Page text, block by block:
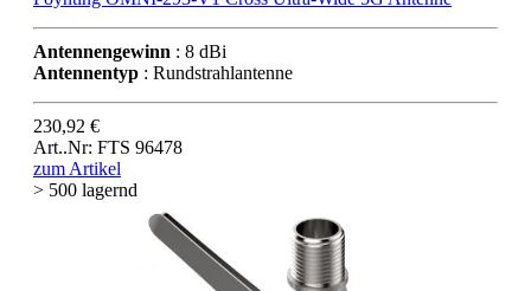
Antennengewinn : 8 dBi
Antennentyp : Rundstrahlantenne
230,92 €
Art..Nr: FTS 96478
zum Artikel
> 500 lagernd